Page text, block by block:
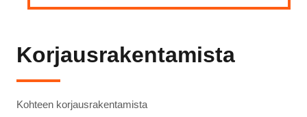
Korjausrakentamista
Kohteen korjausrakentamista